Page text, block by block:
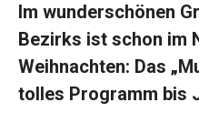
Im wunderschönen
Bezirks ist schon im
Weihnachten: Das
tolles Programm bis